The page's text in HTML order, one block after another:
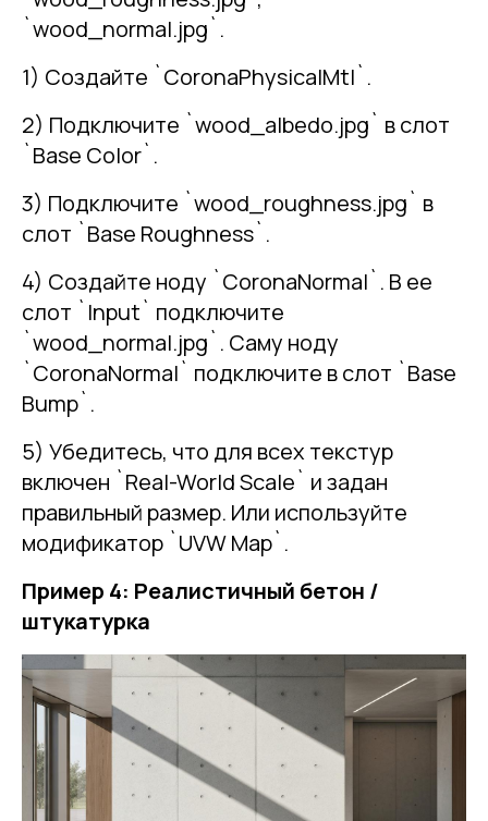
`wood_normal.jpg`.
1) Создайте `CoronaPhysicalMtl`.
2) Подключите `wood_albedo.jpg` в слот
`Base Color`.
3) Подключите `wood_roughness.jpg` в
слот `Base Roughness`.
4) Создайте ноду `CoronaNormal`. В ее
слот `Input` подключите
`wood_normal.jpg`. Саму ноду
`CoronaNormal` подключите в слот `Base
Bump`.
5) Убедитесь, что для всех текстур
включен `Real-World Scale` и задан
правильный размер. Или используйте
модификатор `UVW Map`.
Пример 4: Реалистичный бетон /
штукатурка